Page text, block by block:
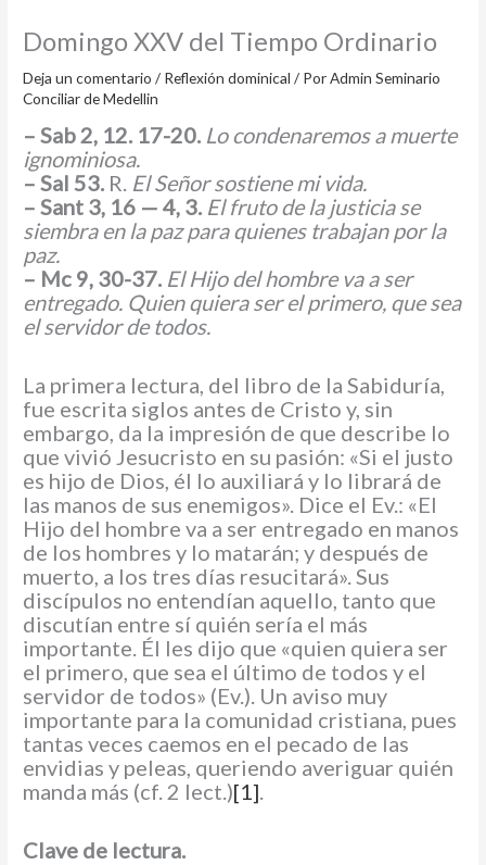
Domingo XXV del Tiempo Ordinario
Deja un comentario / Reflexión dominical / PorAdmin Seminario
Conciliar de Medellin
– Sab 2, 12. 17-20. Lo condenaremos a muerte
ignominiosa.
– Sal 53. R. El Señor sostiene mi vida.
– Sant 3, 16 — 4, 3. El fruto de la justicia se
siembra en la paz para quienes trabajan por la
paz.
– Mc 9, 30-37. El Hijo del hombre va a ser
entregado. Quien quiera ser el primero, que sea
el servidor de todos.
La primera lectura, del libro de la Sabiduría,
fue escrita siglos antes de Cristo y, sin
embargo, da la impresión de que describe lo
que vivió Jesucristo en su pasión: «Si el justo
es hijo de Dios, él lo auxiliará y lo librará de
las manos de sus enemigos». Dice el Ev.: «El
Hijo del hombre va a ser entregado en manos
de los hombres y lo matarán; y después de
muerto, a los tres días resucitará». Sus
discípulos no entendían aquello, tanto que
discutían entre sí quién sería el más
importante. Él les dijo que «quien quiera ser
el primero, que sea el último de todos y el
servidor de todos» (Ev.). Un aviso muy
importante para la comunidad cristiana, pues
tantas veces caemos en el pecado de las
envidias y peleas, queriendo averiguar quién
manda más (cf. 2 lect.)[1].
Clave de lectura.